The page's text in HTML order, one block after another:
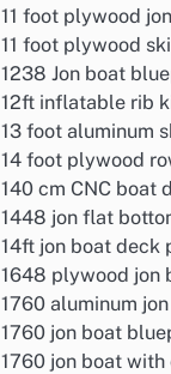
11 foot plywood
11 foot plywood
1238 Jon boat
12ft inflatable rib
13 foot aluminum
14 foot plywood
140 cm CNC boat
1448 jon flat
14ft jon boat deck
1648 plywood jon
1760 aluminum
1760 jon boat
1760 jon boat with